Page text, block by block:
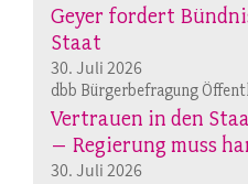
Geyer fordert
Staat
30. Juli 2026
dbb Bürgerbefragung
Vertrauen in den
– Regierung muss
30. Juli 2026